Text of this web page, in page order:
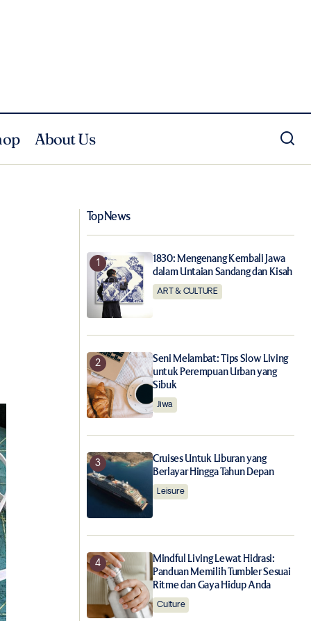
About Us
Top News
1830: Mengenang Kembali Jawa
dalam Untaian Sandang dan Kisah
ART & CULTURE
Seni Melambat: Tips Slow Living
untuk Perempuan Urban yang
Sibuk
Jiwa
Cruises Untuk Liburan yang
Berlayar Hingga Tahun Depan
Leisure
Mindful Living Lewat Hidrasi:
Panduan Memilih Tumbler Sesuai
Ritme dan Gaya Hidup Anda
Culture